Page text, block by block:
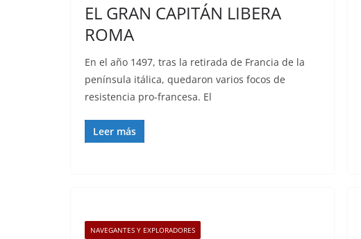
EL GRAN CAPITÁN LIBERA
ROMA
En el año 1497, tras la retirada de Francia de la
península itálica, quedaron varios focos de
resistencia pro-francesa. El
Leer más
NAVEGANTES Y EXPLORADORES